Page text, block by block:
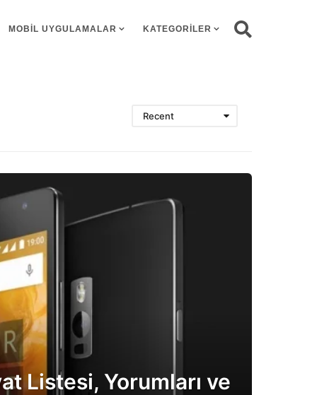
MOBIL UYGULAMALAR KATEGORILER
Recent
Listesi, Yorumları ve